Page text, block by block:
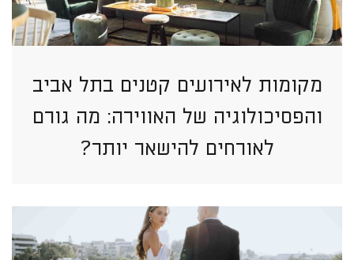
מקומות לאירועים קטנים בתל אביב
והפסיכולוגיה של האווירה: מה גורם
לאורחים להישאר יותר?